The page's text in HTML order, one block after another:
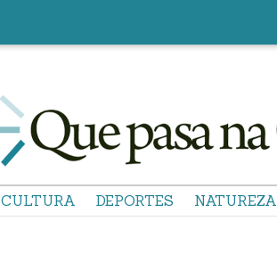
CULTURA DEPORTES NATUREZA